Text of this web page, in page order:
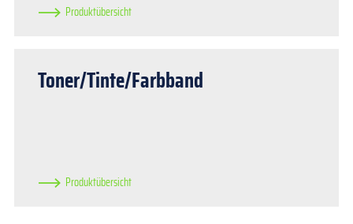
Produktübersicht
Toner/Tinte/Farbband
Produktübersicht